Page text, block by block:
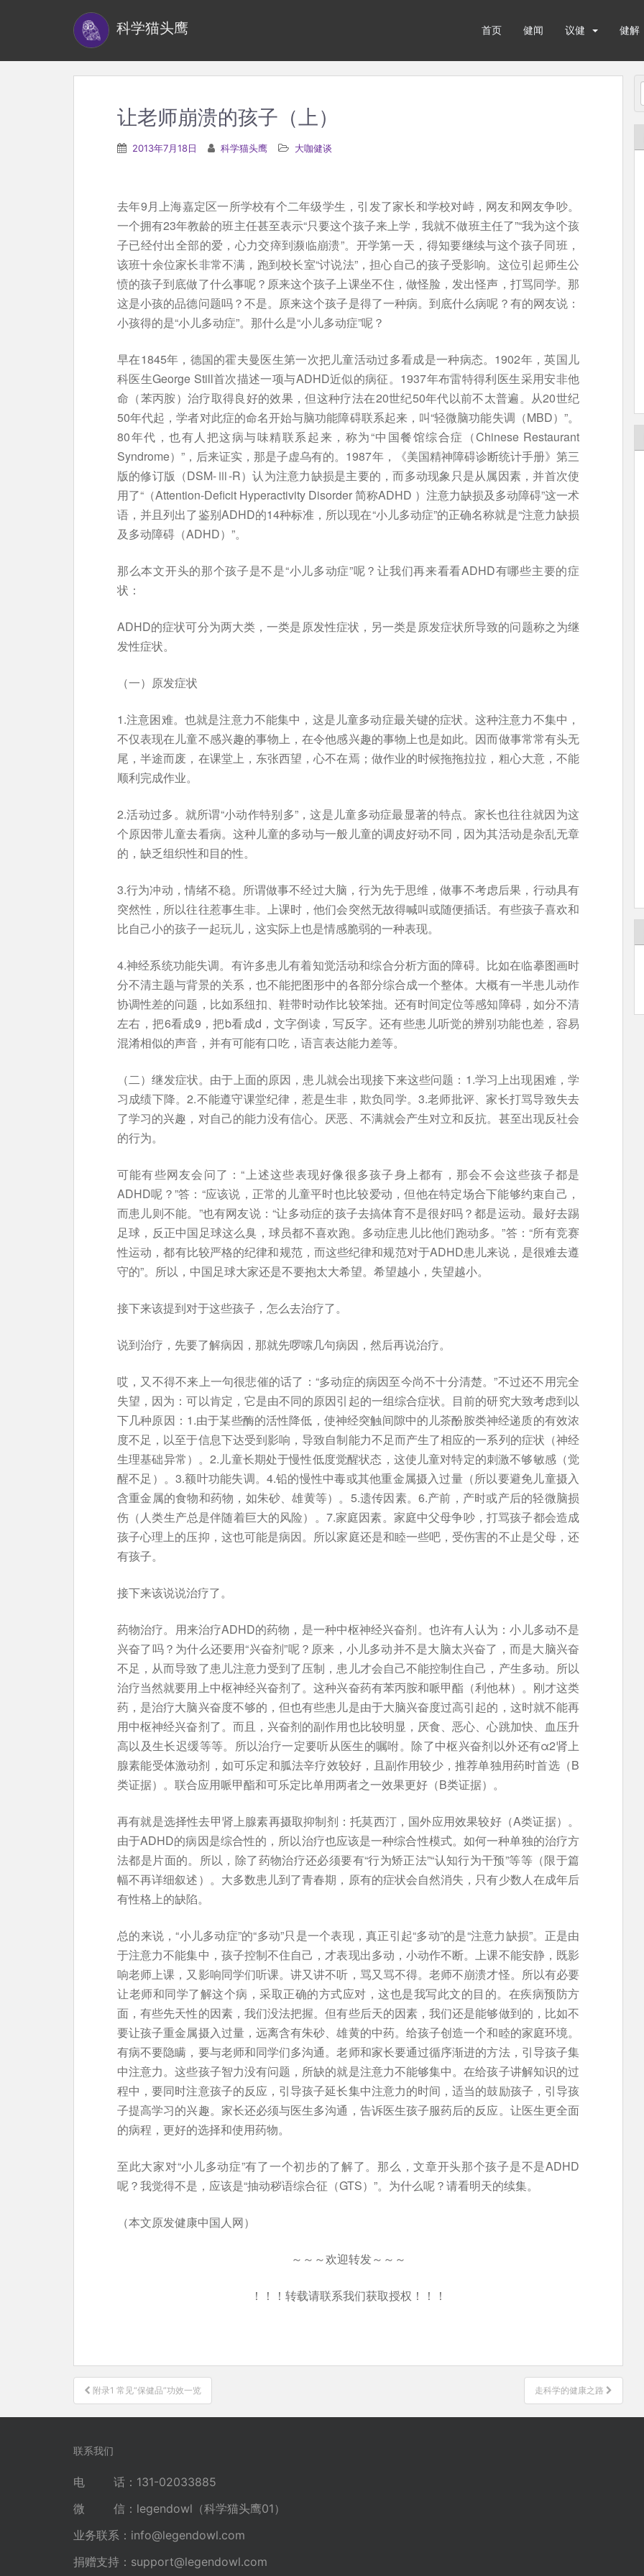
科学猫头鹰 首页 健闻 议健 健解
让老师崩溃的孩子（上）
2013年7月18日 科学猫头鹰 大咖健谈
去年9月上海嘉定区一所学校有个二年级学生，引发了家长和学校对峙，网友和网友争吵。
一个拥有23年教龄的班主任甚至表示“只要这个孩子来上学，我就不做班主任了”“我为这个孩
子已经付出全部的爱，心力交瘁到濒临崩溃”。开学第一天，得知要继续与这个孩子同班，
该班十余位家长非常不满，跑到校长室“讨说法”，担心自己的孩子受影响。这位引起师生公
愤的孩子到底做了什么事呢？原来这个孩子上课坐不住，做怪脸，发出怪声，打骂同学。那
这是小孩的品德问题吗？不是。原来这个孩子是得了一种病。到底什么病呢？有的网友说：
小孩得的是“小儿多动症”。那什么是“小儿多动症”呢？
早在1845年，德国的霍夫曼医生第一次把儿童活动过多看成是一种病态。1902年，英国儿
科医生George Still首次描述一项与ADHD近似的病征。1937年布雷特得利医生采用安非他
命（苯丙胺）治疗取得良好的效果，但这种疗法在20世纪50年代以前不太普遍。从20世纪
50年代起，学者对此症的命名开始与脑功能障碍联系起来，叫“轻微脑功能失调（MBD）”。
80年代，也有人把这病与味精联系起来，称为“中国餐馆综合症（Chinese Restaurant
Syndrome）”，后来证实，那是子虚乌有的。1987年，《美国精神障碍诊断统计手册》第三
版的修订版（DSM-Ⅲ-R）认为注意力缺损是主要的，而多动现象只是从属因素，并首次使
用了“（Attention-Deficit Hyperactivity Disorder 简称ADHD ）注意力缺损及多动障碍”这一术
语，并且列出了鉴别ADHD的14种标准，所以现在“小儿多动症”的正确名称就是“注意力缺损
及多动障碍（ADHD）”。
那么本文开头的那个孩子是不是“小儿多动症”呢？让我们再来看看ADHD有哪些主要的症
状：
ADHD的症状可分为两大类，一类是原发性症状，另一类是原发症状所导致的问题称之为继
发性症状。
（一）原发症状
1.注意困难。也就是注意力不能集中，这是儿童多动症最关键的症状。这种注意力不集中，
不仅表现在儿童不感兴趣的事物上，在令他感兴趣的事物上也是如此。因而做事常常有头无
尾，半途而废，在课堂上，东张西望，心不在焉；做作业的时候拖拖拉拉，粗心大意，不能
顺利完成作业。
2.活动过多。就所谓“小动作特别多”，这是儿童多动症最显著的特点。家长也往往就因为这
个原因带儿童去看病。这种儿童的多动与一般儿童的调皮好动不同，因为其活动是杂乱无章
的，缺乏组织性和目的性。
3.行为冲动，情绪不稳。所谓做事不经过大脑，行为先于思维，做事不考虑后果，行动具有
突然性，所以往往惹事生非。上课时，他们会突然无故得喊叫或随便插话。有些孩子喜欢和
比自己小的孩子一起玩儿，这实际上也是情感脆弱的一种表现。
4.神经系统功能失调。有许多患儿有着知觉活动和综合分析方面的障碍。比如在临摹图画时
分不清主题与背景的关系，也不能把图形中的各部分综合成一个整体。大概有一半患儿动作
协调性差的问题，比如系纽扣、鞋带时动作比较笨拙。还有时间定位等感知障碍，如分不清
左右，把6看成9，把b看成d，文字倒读，写反字。还有些患儿听觉的辨别功能也差，容易
混淆相似的声音，并有可能有口吃，语言表达能力差等。
（二）继发症状。由于上面的原因，患儿就会出现接下来这些问题：1.学习上出现困难，学
习成绩下降。2.不能遵守课堂纪律，惹是生非，欺负同学。3.老师批评、家长打骂导致失去
了学习的兴趣，对自己的能力没有信心。厌恶、不满就会产生对立和反抗。甚至出现反社会
的行为。
可能有些网友会问了：“上述这些表现好像很多孩子身上都有，那会不会这些孩子都是
ADHD呢？”答：“应该说，正常的儿童平时也比较爱动，但他在特定场合下能够约束自己，
而患儿则不能。”也有网友说：“让多动症的孩子去搞体育不是很好吗？都是运动。最好去踢
足球，反正中国足球这么臭，球员都不喜欢跑。多动症患儿比他们跑动多。”答：“所有竞赛
性运动，都有比较严格的纪律和规范，而这些纪律和规范对于ADHD患儿来说，是很难去遵
守的”。所以，中国足球大家还是不要抱太大希望。希望越小，失望越小。
接下来该提到对于这些孩子，怎么去治疗了。
说到治疗，先要了解病因，那就先啰嗦几句病因，然后再说治疗。
哎，又不得不来上一句很悲催的话了：“多动症的病因至今尚不十分清楚。”不过还不用完全
失望，因为：可以肯定，它是由不同的原因引起的一组综合症状。目前的研究大致考虑到以
下几种原因：1.由于某些酶的活性降低，使神经突触间隙中的儿茶酚胺类神经递质的有效浓
度不足，以至于信息下达受到影响，导致自制能力不足而产生了相应的一系列的症状（神经
生理基础异常）。2.儿童长期处于慢性低度觉醒状态，这使儿童对特定的刺激不够敏感（觉
醒不足）。3.额叶功能失调。4.铅的慢性中毒或其他重金属摄入过量（所以要避免儿童摄入
含重金属的食物和药物，如朱砂、雄黄等）。5.遗传因素。6.产前，产时或产后的轻微脑损
伤（人类生产总是伴随着巨大的风险）。7.家庭因素。家庭中父母争吵，打骂孩子都会造成
孩子心理上的压抑，这也可能是病因。所以家庭还是和睦一些吧，受伤害的不止是父母，还
有孩子。
接下来该说说治疗了。
药物治疗。用来治疗ADHD的药物，是一种中枢神经兴奋剂。也许有人认为：小儿多动不是
兴奋了吗？为什么还要用“兴奋剂”呢？原来，小儿多动并不是大脑太兴奋了，而是大脑兴奋
不足，从而导致了患儿注意力受到了压制，患儿才会自己不能控制住自己，产生多动。所以
治疗当然就要用上中枢神经兴奋剂了。这种兴奋药有苯丙胺和哌甲酯（利他林）。刚才这类
药，是治疗大脑兴奋度不够的，但也有些患儿是由于大脑兴奋度过高引起的，这时就不能再
用中枢神经兴奋剂了。而且，兴奋剂的副作用也比较明显，厌食、恶心、心跳加快、血压升
高以及生长迟缓等等。所以治疗一定要听从医生的嘱咐。除了中枢兴奋剂以外还有α2肾上
腺素能受体激动剂，如可乐定和胍法辛疗效较好，且副作用较少，推荐单独用药时首选（B
类证据）。联合应用哌甲酯和可乐定比单用两者之一效果更好（B类证据）。
再有就是选择性去甲肾上腺素再摄取抑制剂：托莫西汀，国外应用效果较好（A类证据）。
由于ADHD的病因是综合性的，所以治疗也应该是一种综合性模式。如何一种单独的治疗方
法都是片面的。所以，除了药物治疗还必须要有“行为矫正法”“认知行为干预”等等（限于篇
幅不再详细叙述）。大多数患儿到了青春期，原有的症状会自然消失，只有少数人在成年后
有性格上的缺陷。
总的来说，“小儿多动症”的“多动”只是一个表现，真正引起“多动”的是“注意力缺损”。正是由
于注意力不能集中，孩子控制不住自己，才表现出多动，小动作不断。上课不能安静，既影
响老师上课，又影响同学们听课。讲又讲不听，骂又骂不得。老师不崩溃才怪。所以有必要
让老师和同学了解这个病，采取正确的方式应对，这也是我写此文的目的。在疾病预防方
面，有些先天性的因素，我们没法把握。但有些后天的因素，我们还是能够做到的，比如不
要让孩子重金属摄入过量，远离含有朱砂、雄黄的中药。给孩子创造一个和睦的家庭环境。
有病不要隐瞒，要与老师和同学们多沟通。老师和家长要通过循序渐进的方法，引导孩子集
中注意力。这些孩子智力没有问题，所缺的就是注意力不能够集中。在给孩子讲解知识的过
程中，要同时注意孩子的反应，引导孩子延长集中注意力的时间，适当的鼓励孩子，引导孩
子提高学习的兴趣。家长还必须与医生多沟通，告诉医生孩子服药后的反应。让医生更全面
的病程，更好的选择和使用药物。
至此大家对“小儿多动症”有了一个初步的了解了。那么，文章开头那个孩子是不是ADHD
呢？我觉得不是，应该是“抽动秽语综合征（GTS）”。为什么呢？请看明天的续集。
（本文原发健康中国人网）
～～～欢迎转发～～～
！！！转载请联系我们获取授权！！！
文
章
导
附录1 常见“保健品”功效一览 走科学的健康之路
联系我们
电 话：131-02033885
微 信：legendowl（科学猫头鹰01）
业务联系： info@legendowl.com
捐赠支持： support@legendowl.com